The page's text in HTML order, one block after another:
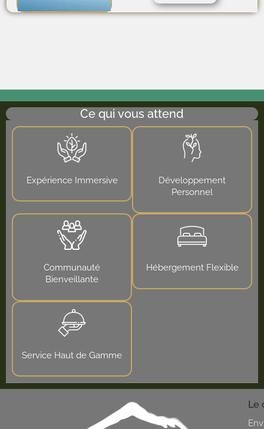
Ce qui vous attend
Expérience Immersive
Développement
Personnel
Communauté
Bienveillante
Hébergement Flexible
Service Haut de Gamme
Le